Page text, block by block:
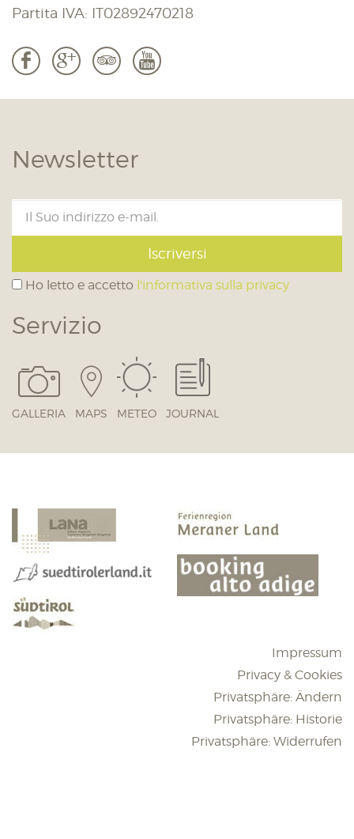
Partita IVA: IT02892470218
b c 3 r
Newsletter
Iscriversi
Ho letto e accetto l'informativa sulla privacy
Servizio
GALLERIA MAPS METEO JOURNAL
Impressum
Privacy & Cookies
Privatsphäre: Ändern
Privatsphäre: Historie
Privatsphäre: Widerrufen